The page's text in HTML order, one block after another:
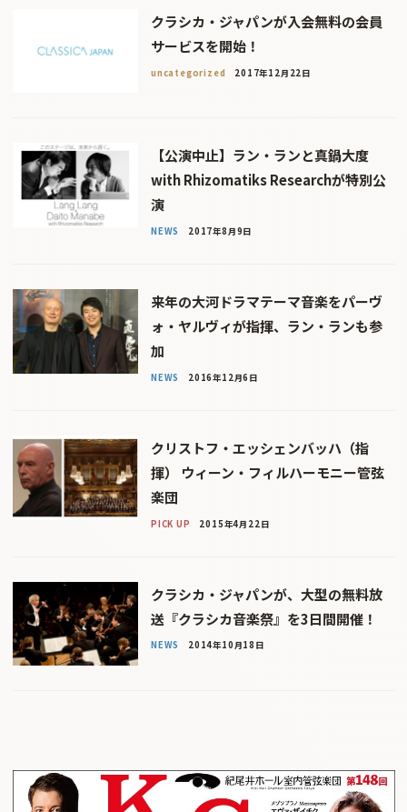
クラシカ・ジャパンが入会無料の会員
サービスを開始！
uncategorized 2017年12月22日
【公演中止】ラン・ランと真鍋大度
with Rhizomatiks Researchが特別公
演
NEWS 2017年8月9日
来年の大河ドラマテーマ音楽をパーヴ
ォ・ヤルヴィが指揮、ラン・ランも参
加
NEWS 2016年12月6日
クリストフ・エッシェンバッハ（指
揮） ウィーン・フィルハーモニー管弦
楽団
PICK UP 2015年4月22日
クラシカ・ジャパンが、大型の無料放
送『クラシカ音楽祭』を3日間開催！
NEWS 2014年10月18日